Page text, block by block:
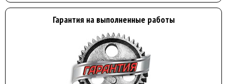
Гарантия на выполненные работы